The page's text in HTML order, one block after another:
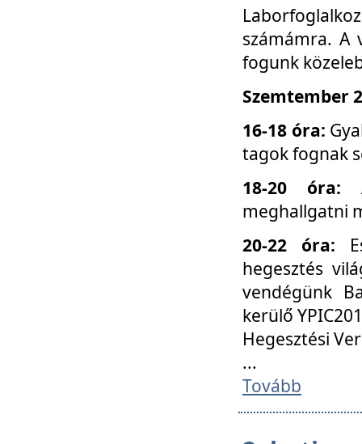
számámra. A
fogunk
Szemtember
16-18 óra:
tagok fognak
18-20 óra:
meghallgatni
20-22 óra:
hegesztés
vendégünk
kerülő
Hegesztési
...
Tovább